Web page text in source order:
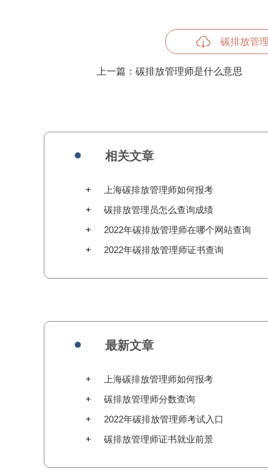
碳排放管
上一篇： 碳排放管理师是什么意思
相关文章
上海碳排放管理师如何报考
碳排放管理员怎么查询成绩
2022年碳排放管理师在哪个网站查询
2022年碳排放管理师证书查询
最新文章
上海碳排放管理师如何报考
碳排放管理师分数查询
2022年碳排放管理师考试入口
碳排放管理师证书就业前景